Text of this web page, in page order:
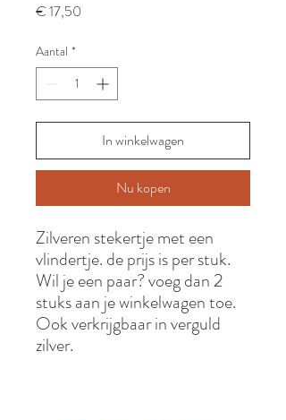
€ 17,50
Aantal *
In winkelwagen
Nu kopen
Zilveren stekertje met een
vlindertje. de prijs is per stuk.
Wil je een paar? voeg dan 2
stuks aan je winkelwagen toe.
Ook verkrijgbaar in verguld
zilver.